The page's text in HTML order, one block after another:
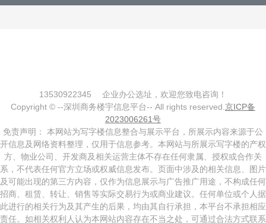
13530922345
企业办公选址，欢迎您致电咨询！
Copyright © --深圳商务楼宇信息平台-- All rights reserved.京ICP备
2023006261号
免责声明： 本网站为写字楼信息整合与展示平台，所展示内容来源于公
开信息及网络资料整理，仅用于信息参考。本网站与所展示写字楼的产权
方、物业公司、开发商及相关运营主体不存在任何隶属、授权或合作关
系，不代表任何官方立场或权威信息发布。页面中涉及的相关信息、图片
及可能出现的第三方内容，仅作为信息展示与广告推广用途，不构成任何
招商、租赁、转让、销售等实际交易行为或商业建议。任何单位或个人据
此进行的相关行为及其产生的后果，均由其自行承担，本平台不承担相应
责任。如相关权利人认为本网站内容存在不当之处，可通过合法方式联系